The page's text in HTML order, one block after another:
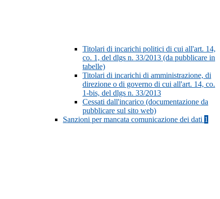
Titolari di incarichi politici di cui all'art. 14,
co. 1, del dlgs n. 33/2013 (da pubblicare in
tabelle)
Titolari di incarichi di amministrazione, di
direzione o di governo di cui all'art. 14, co.
1-bis, del dlgs n. 33/2013
Cessati dall'incarico (documentazione da
pubblicare sul sito web)
Sanzioni per mancata comunicazione dei dati 1